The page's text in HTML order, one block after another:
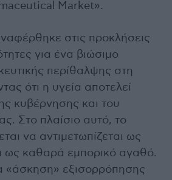
Market».
στις προκλήσεις
για ένα βιώσιμο
περίθαλψης στη
ότι η υγεία αποτελεί
κυβέρνησης και του
Στο πλαίσιο αυτό, το
να αντιμετωπίζεται ως
ως καθαρά εμπορικό αγαθό.
«άσκηση» εξισορρόπησης